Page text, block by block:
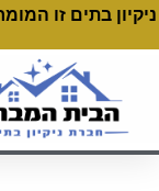
ניקיון בתים זו